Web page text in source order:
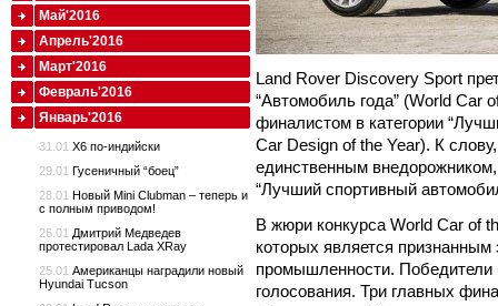
Land Rover Discovery Sport
“Автомобиль года” (World Car
финалистом в категории
Car Design of the Year). К
единственным
“Лучший спортивный
В жюри конкурса World Car of
которых является
промышленности. Победители
голосования. Три главных
Май'2016
Апрель'2016
Март'2016
Февраль'2016
Январь'2016
31.01 X6 по-индийски
29.01 Гусеничный “боец”
28.01 Новый Mini Clubman – теперь и
с полным приводом!
26.01 Дмитрий Медведев
протестировал Lada XRay
25.01 Американцы наградили новый
Hyundai Tucson